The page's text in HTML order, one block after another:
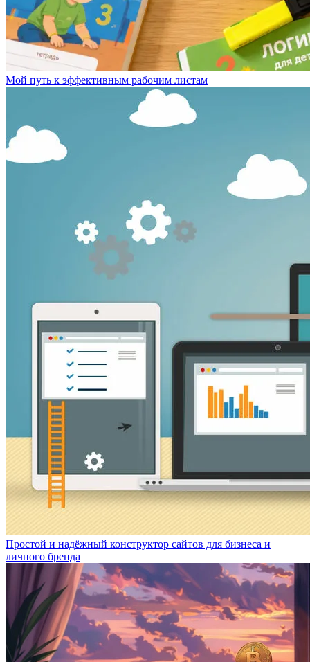
Мой путь к эффективным рабочим листам
Простой и надёжный конструктор сайтов для бизнеса и
личного бренда